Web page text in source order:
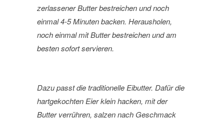
zerlassener Butter bestreichen und noch
einmal 4-5 Minuten backen. Herausholen,
noch einmal mit Butter bestreichen und am
besten sofort servieren.
Dazu passt die traditionelle Eibutter. Dafür die
hartgekochten Eier klein hacken, mit der
Butter verrühren, salzen nach Geschmack